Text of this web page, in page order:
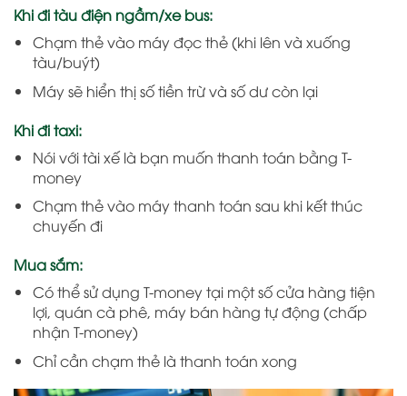
Khi đi tàu điện ngầm/xe bus:
Chạm thẻ vào máy đọc thẻ (khi lên và xuống
tàu/buýt)
Máy sẽ hiển thị số tiền trừ và số dư còn lại
Khi đi taxi:
Nói với tài xế là bạn muốn thanh toán bằng T-
money
Chạm thẻ vào máy thanh toán sau khi kết thúc
chuyến đi
Mua sắm:
Có thể sử dụng T-money tại một số cửa hàng tiện
lợi, quán cà phê, máy bán hàng tự động (chấp
nhận T-money)
Chỉ cần chạm thẻ là thanh toán xong